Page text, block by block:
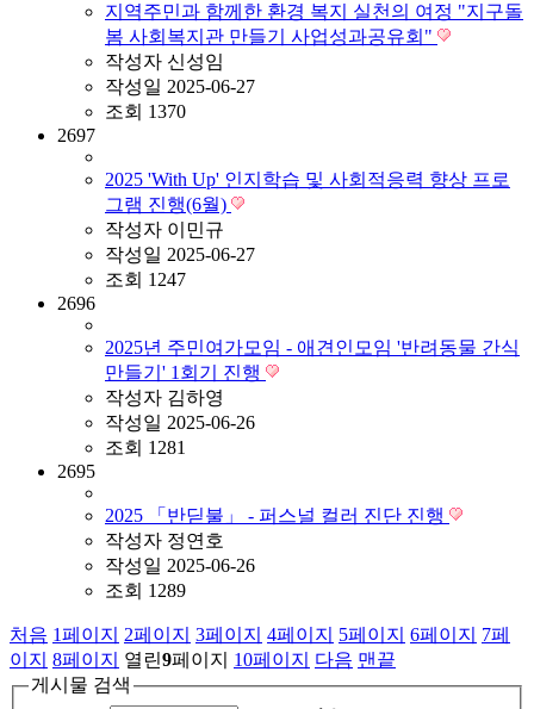
지역주민과 함께한 환경 복지 실천의 여정 "지구돌
봄 사회복지관 만들기 사업성과공유회"
작성자 신성임
작성일 2025-06-27
조회 1370
2697
2025 'With Up' 인지학습 및 사회적응력 향상 프로
그램 진행(6월)
작성자 이민규
작성일 2025-06-27
조회 1247
2696
2025년 주민여가모임 - 애견인모임 '반려동물 간식
만들기' 1회기 진행
작성자 김하영
작성일 2025-06-26
조회 1281
2695
2025 「반딛불」 - 퍼스널 컬러 진단 진행
작성자 정연호
작성일 2025-06-26
조회 1289
처음 1페이지 2페이지 3페이지 4페이지 5페이지 6페이지 7페
이지 8페이지 열린9페이지 10페이지 다음 맨끝
게시물 검색